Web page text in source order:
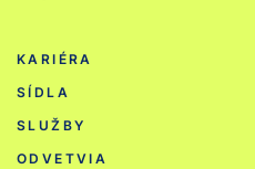
KARIÉRA
SÍDLA
SLUŽBY
ODVETVIA